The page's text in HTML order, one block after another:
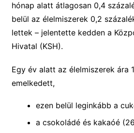
hónap alatt átlagosan 0,4
belül az élelmiszerek 0,2
lettek – jelentette kedden a
Hivatal (KSH).
Egy év alatt az élelmiszerek ára
emelkedett,
ezen belül leginkább a
a csokoládé és kakaóé